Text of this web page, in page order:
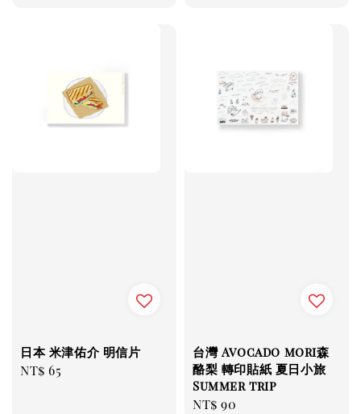
日本 米津佑介 明信片
Regular
NT$ 65
台灣 Avocado mori森
酪梨 轉印貼紙 夏日小旅
Summer trip
Regular
NT$ 90